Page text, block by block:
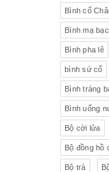
Đồ
Đồ sứ
Đồ sứ
Âu sứ
Ly pha lê
Đồ sứ
Liên Xô
Cộng hòa
pha lê Tiệp
Sứ Đức
VebR- Đức
H&C - Séc
Bình cổ
Bình mạ bạc
Bình pha lê
bình sứ cổ
Bình tráng
Bình uống
Bộ cời lửa
Bộ đồng hồ
Bộ trà